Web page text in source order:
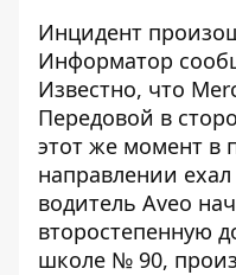
Инцидент
Информатор
Известно, что
Передовой в
этот же момент в
направлении
водитель Aveo
второстепенную
школе № 90,